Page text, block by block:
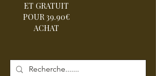
ET GRATUIT
POUR 39.90€
ACHAT